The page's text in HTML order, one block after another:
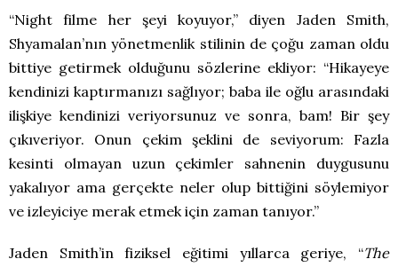
“Night filme her şeyi koyuyor,” diyen Jaden Smith,
Shyamalan’nın yönetmenlik stilinin de çoğu zaman oldu
bittiye getirmek olduğunu sözlerine ekliyor: “Hikayeye
kendinizi kaptırmanızı sağlıyor; baba ile oğlu arasındaki
ilişkiye kendinizi veriyorsunuz ve sonra, bam! Bir şey
çıkıveriyor. Onun çekim şeklini de seviyorum: Fazla
kesinti olmayan uzun çekimler sahnenin duygusunu
yakalıyor ama gerçekte neler olup bittiğini söylemiyor
ve izleyiciye merak etmek için zaman tanıyor.”
Jaden Smith’in fiziksel eğitimi yıllarca geriye, “The